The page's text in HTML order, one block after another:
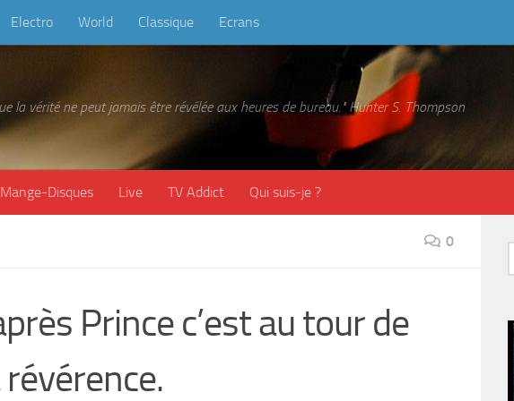
Electro World Classique Ecrans
la vérité ne peut jamais être révélée aux heures de bureau." Hunter S. Thompson
Mange-Disques Live TV Addict Qui suis-je ?
0
Prince c’est au tour de